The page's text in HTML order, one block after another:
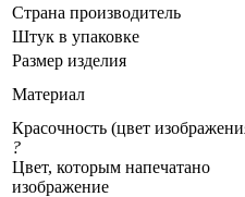
Страна производитель
Штук в упаковке
Размер изделия
Материал
Красочность (цвет
?
Цвет, которым напечатано
изображение